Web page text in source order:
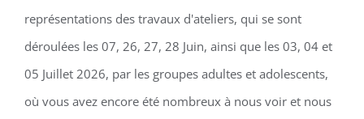
représentations des travaux d'ateliers, qui se sont
déroulées les 07, 26, 27, 28 Juin, ainsi que les 03, 04 et
05 Juillet 2026, par les groupes adultes et adolescents,
où vous avez encore été nombreux à nous voir et nous